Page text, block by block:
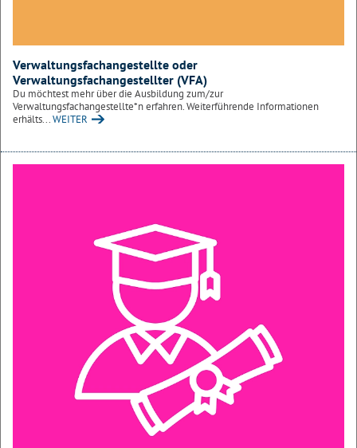
Verwaltungsfachangestellte oder
Verwaltungsfachangestellter (VFA)
Du möchtest mehr über die Ausbildung zum/zur
Verwaltungsfachangestellte*n erfahren. Weiterführende Informationen
erhälts...WEITER